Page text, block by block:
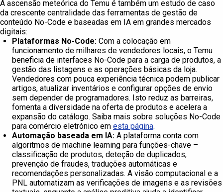
A ascensão meteórica do Temu é também um estudo de caso
da crescente centralidade das ferramentas de gestão de
conteúdo No-Code e baseadas em IA em grandes mercados
digitais:
Plataformas No-Code: Com a colocação em
funcionamento de milhares de vendedores locais, o Temu
beneficia de interfaces No-Code para a carga de produtos, a
gestão das listagens e as operações básicas da loja.
Vendedores com pouca experiência técnica podem publicar
artigos, atualizar inventários e configurar opções de envio
sem depender de programadores. Isto reduz as barreiras,
fomenta a diversidade na oferta de produtos e acelera a
expansão do catálogo. Saiba mais sobre soluções No-Code
para comércio eletrónico em esta página.
Automação baseada em IA: A plataforma conta com
algoritmos de machine learning para funções-chave –
classificação de produtos, deteção de duplicados,
prevenção de fraudes, traduções automáticas e
recomendações personalizadas. A visão computacional e a
PNL automatizam as verificações de imagens e as revisões